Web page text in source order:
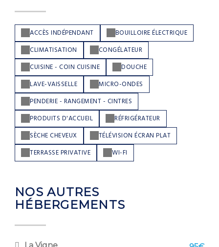
ACCÈS INDÉPENDANT
BOUILLOIRE ÉLECTRIQUE
CLIMATISATION
CONGÉLATEUR
CUISINE - COIN CUISINE
DOUCHE
LAVE-VAISSELLE
MICRO-ONDES
PENDERIE - RANGEMENT - CINTRES
PRODUITS D'ACCUEIL
RÉFRIGÉRATEUR
SÈCHE CHEVEUX
TÉLÉVISION ÉCRAN PLAT
TERRASSE PRIVATIVE
WI-FI
NOS AUTRES
HÉBERGEMENTS
La Vigne